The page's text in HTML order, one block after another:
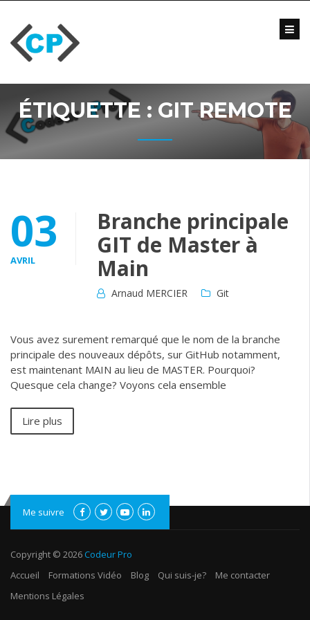
Blog
Vidéo
Formations
Entreprise
Me
contacter
content
ÉTIQUETTE : GIT REMOTE
03
AVRIL
Branche principale
GIT de Master à
Main
Arnaud MERCIER Git
Vous avez surement remarqué que le nom de la branche
principale des nouveaux dépôts, sur GitHub notamment,
est maintenant MAIN au lieu de MASTER. Pourquoi?
Quesque cela change? Voyons cela ensemble
Lire plus
Me suivre
Copyright © 2026Codeur Pro
Accueil
Formations Vidéo Blog Qui suis-je?
Me contacter
Mentions Légales